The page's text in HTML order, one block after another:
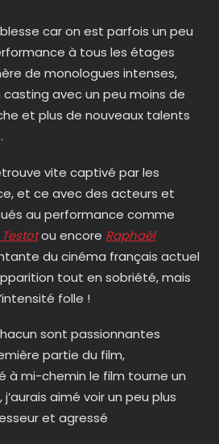
car on est parfois un peu
à tous les étages
de monologues intenses,
casting avec un peu moins de
et plus de nouveaux talents
vite captivé par les
et ce avec des acteurs et
au performance comme
ou encore Raphaël
du cinéma français actuel
tout en sobriété, mais
folle !
sont passionnantes
partie du film,
à mi-chemin le film tourne un
aimé voir un peu plus
et agressé